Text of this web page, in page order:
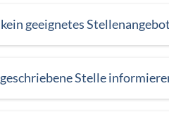
geeignetes
Stelle